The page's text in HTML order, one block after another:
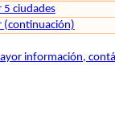
5 ciudades
(continuación)
información,